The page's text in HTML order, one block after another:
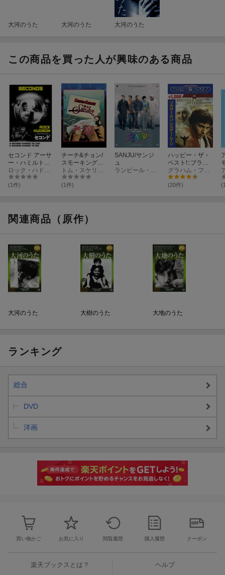
大河のうた 大河のうた 大河のうた
この商品を買った人が興味のある商品
セコンド アーサ
ー・ハミルトン
からトニー・ウ
ィルソンへの転
身
(1件)
チーチ&チョン/
スモーキング作
戦
(1件)
SANJU/サンジ
ュ
ハッピー・ザ・
ベスト!::ブラザ
ー・サン シスタ
ー・ムーン
(20件)
関連商品（原作）
大河のうた 大樹のうた 大地のうた
ランキング
総合
DVD
洋画
買い物かご お気に入り 閲覧履歴 購入履歴 クーポン
楽天ブックスとは？ ヘルプ